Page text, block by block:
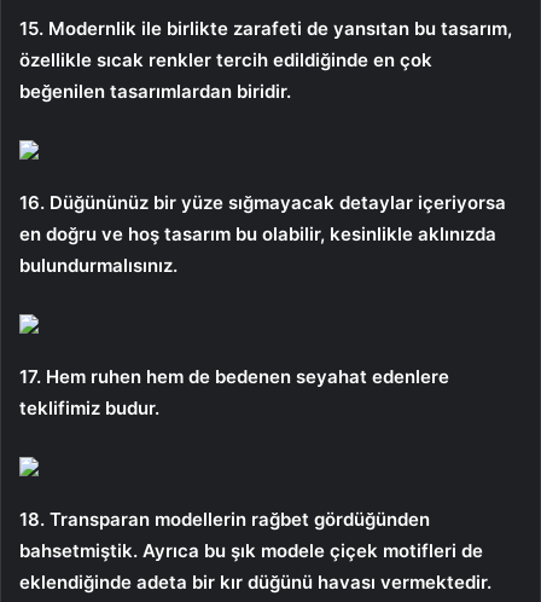
15. Modernlik ile birlikte zarafeti de yansıtan bu tasarım,
özellikle sıcak renkler tercih edildiğinde en çok
beğenilen tasarımlardan biridir.
16. Düğününüz bir yüze sığmayacak detaylar içeriyorsa
en doğru ve hoş tasarım bu olabilir, kesinlikle aklınızda
bulundurmalısınız.
17. Hem ruhen hem de bedenen seyahat edenlere
teklifimiz budur.
18. Transparan modellerin rağbet gördüğünden
bahsetmiştik. Ayrıca bu şık modele çiçek motifleri de
eklendiğinde adeta bir kır düğünü havası vermektedir.